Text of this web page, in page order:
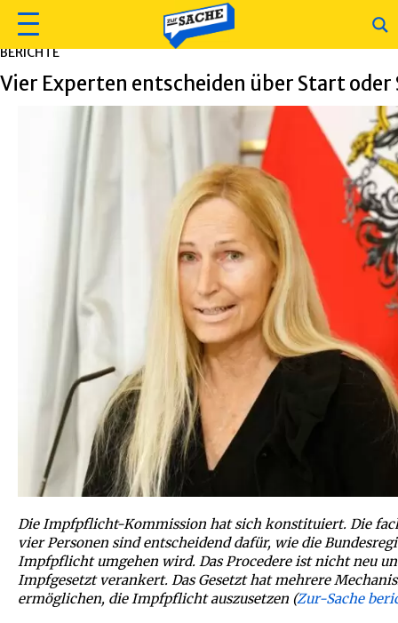
BERICHTE
Vier Experten entscheiden über Start oder
Die Impfpflicht-Kommission hat sich konstituiert. Die
vier Personen sind entscheidend dafür, wie die
Impfpflicht umgehen wird. Das Procedere ist nicht neu
Impfgesetzt verankert. Das Gesetzt hat mehrere
ermöglichen, die Impfpflicht auszusetzen (Zur-Sache